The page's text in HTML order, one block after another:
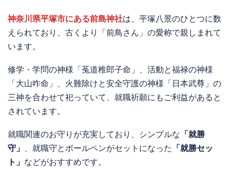
神奈川県平塚市にある前島神社は、平塚八景のひとつに数
えられており、古くより「前鳥さん」の愛称で親しまれて
います。
修学・学問の神様「菟道稚郎子命」、活動と福禄の神様
「大山咋命」、火難除けと安全守護の神様「日本武尊」の
三神を合わせて祀っていて、就職祈願にもご利益があると
されています。
就職関連のお守りが充実しており、シンプルな 「就勝
守」
、就職守とボールペンがセットになった
「就勝セッ
ト」 などがおすすめです。